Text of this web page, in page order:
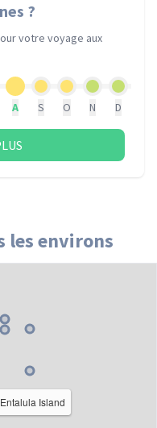
?
votre voyage aux
A S O N D
les environs
Entalula Island